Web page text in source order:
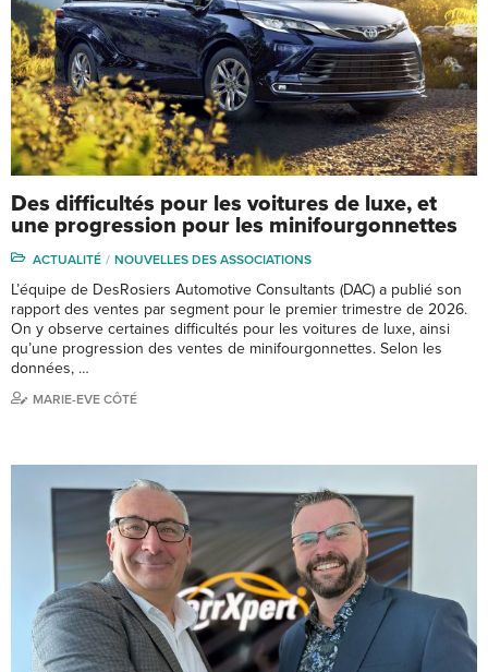
Des difficultés pour les voitures de luxe, et
une progression pour les minifourgonnettes
ACTUALITÉ NOUVELLES DES ASSOCIATIONS
L’équipe de DesRosiers Automotive Consultants (DAC) a publié son
rapport des ventes par segment pour le premier trimestre de 2026.
On y observe certaines difficultés pour les voitures de luxe, ainsi
qu’une progression des ventes de minifourgonnettes. Selon les
données, …
MARIE-EVE CÔTÉ